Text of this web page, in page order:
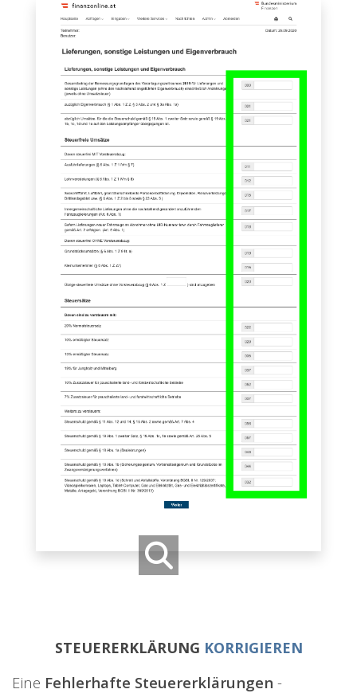
STEUERERKLÄRUNG KORRIGIEREN
Eine Fehlerhafte Steuererklärungen -